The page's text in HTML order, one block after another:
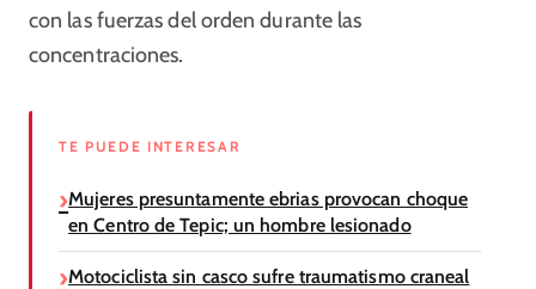
con las fuerzas del orden durante las
concentraciones.
TE PUEDE INTERESAR
Mujeres presuntamente ebrias provocan choque
en Centro de Tepic; un hombre lesionado
Motociclista sin casco sufre traumatismo craneal